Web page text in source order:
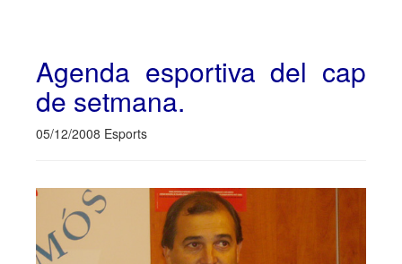
Agenda esportiva del cap
de setmana.
05/12/2008 Esports